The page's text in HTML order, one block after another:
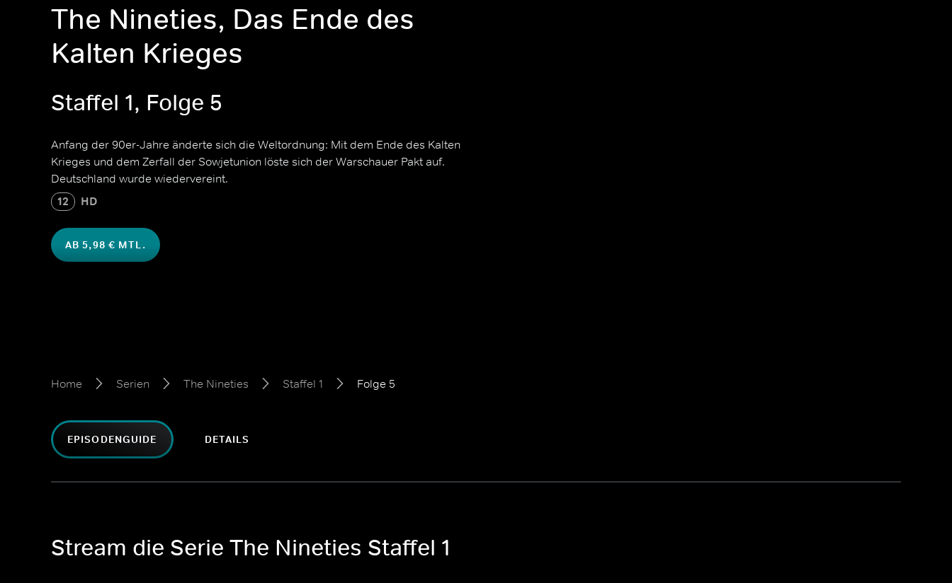
The Nineties, Das Ende des
Kalten Krieges
Staffel 1, Folge 5
Anfang der 90er-Jahre änderte sich die Weltordnung: Mit dem Ende des Kalten
Krieges und dem Zerfall der Sowjetunion löste sich der Warschauer Pakt auf.
Deutschland wurde wiedervereint.
12 HD
AB 5,98 € MTL.
Home Serien The Nineties Staffel 1 Folge 5
EPISODENGUIDE DETAILS
Stream die Serie The Nineties Staffel 1